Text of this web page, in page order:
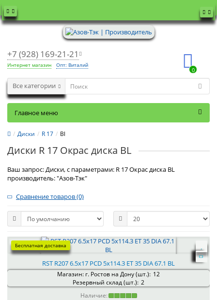
+7 (928) 169-21-21
Интернет магазин Опт: Виталий
0
Все категории
Главное меню
Диски R 17 Bl
Диски R 17 Окрас диска BL
Ваш запрос: Диски, с параметрами: R 17 Окрас диска BL
производитель: "Азов-Тэк"
Сравнение товаров (0)
Бесплатная доставка
RST R207 6.5x17 PCD 5x114.3 ET 35 DIA 67.1 BL
Магазин: г. Ростов на Дону (шт.): 12
Резервный склад (шт.): 2
Наличие: